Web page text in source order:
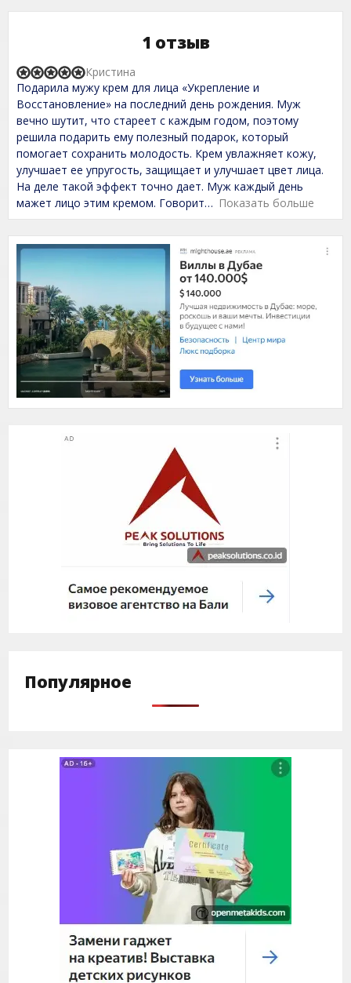
1 отзыв
R
a
t
d
5
,
0
o
u
t
5
Подарила мужу крем для лица «Укрепление и
Восстановление» на последний день рождения. Муж
вечно шутит, что стареет с каждым годом, поэтому
решила подарить ему полезный подарок, который
помогает сохранить молодость. Крем увлажняет кожу,
улучшает ее упругость, защищает и улучшает цвет лица.
На деле такой эффект точно дает. Муж каждый день
мажет лицо этим кремом. Говорит
Показать больше
Кристина
Популярное